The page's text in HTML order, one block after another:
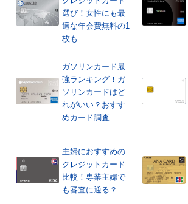
選び！女性にも最
適な年会費無料の1
枚も
ガソリンカード最
強ランキング！ガ
ソリンカードはど
れがいい？おすす
めカード調査
主婦におすすめの
クレジットカード
比較！専業主婦で
も審査に通る？